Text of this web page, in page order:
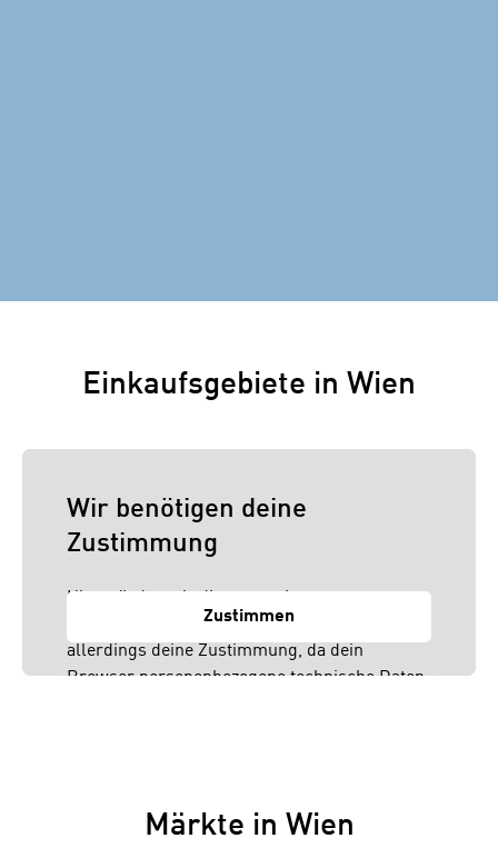
Einkaufsgebiete in Wien
Wir benötigen deine
Zustimmung
Hier würden wir dir gerne einen externen
Inhalt anzeigen. Dafür benötigen wir
allerdings deine Zustimmung, da dein
Browser personenbezogene technische Daten
Schutzniveau und insbesondere kann die US-
amerikanische Regierung Zugang zu diesen
Zustimmen
Märkte in Wien